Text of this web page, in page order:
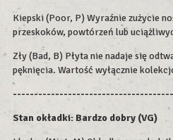
Kiepski (Poor, P) Wyraźnie zużycie
przeskoków, powtórzeń lub
Zły (Bad, B) Płyta nie nadaje się
pęknięcia. Wartość wyłącznie
Stan okładki: Bardzo dobry (VG)